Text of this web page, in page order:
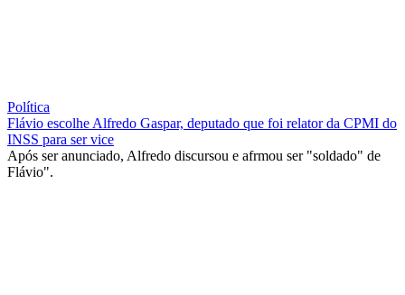
Política
Flávio escolhe Alfredo Gaspar, deputado que foi relator da CPMI do
INSS para ser vice
Após ser anunciado, Alfredo discursou e afrmou ser "soldado" de
Flávio".